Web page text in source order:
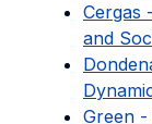
Cergas
and
Green